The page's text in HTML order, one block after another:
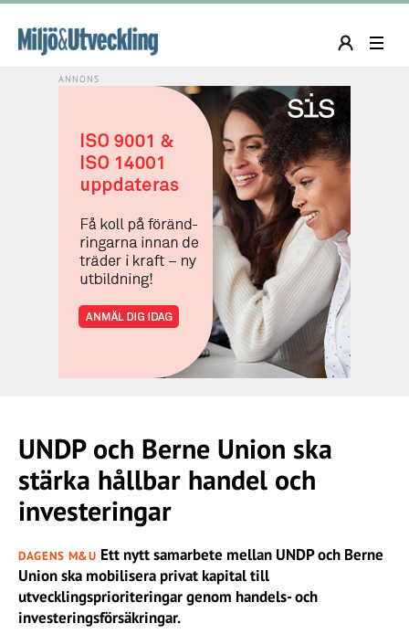
UNDP och Berne Union ska
stärka hållbar handel och
investeringar
DAGENS M&U Ett nytt samarbete mellan UNDP och Berne
Union ska mobilisera privat kapital till
utvecklingsprioriteringar genom handels- och
investeringsförsäkringar.